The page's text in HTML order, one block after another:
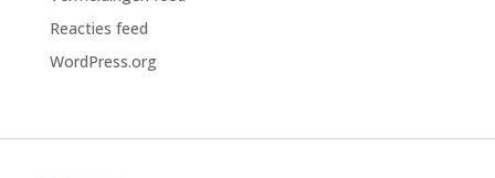
Reacties feed
WordPress.org